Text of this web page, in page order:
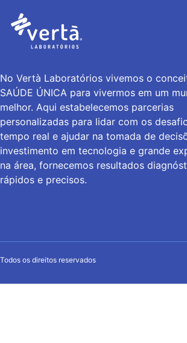
No Vertà Laboratórios vivemos o
SAÚDE ÚNICA para vivermos em um
melhor. Aqui estabelecemos parcerias
personalizadas para lidar com os
tempo real e ajudar na tomada de
investimento em tecnologia e grande
na área, fornecemos resultados
rápidos e precisos.
Todos os direitos reservados